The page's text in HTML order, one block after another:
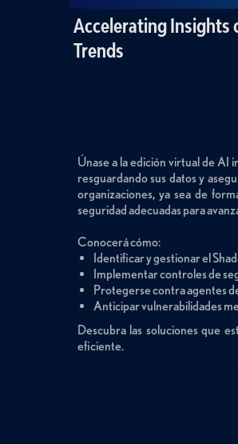
Accelerating Insights
Trends
Únase a la edición virtual de AI
resguardando sus datos y
organizaciones, ya sea de
seguridad adecuadas para
Conocerá cómo:
Identificar y gestionar el
Implementar controles de
Protegerse contra agentes
Anticipar vulnerabilidades
Descubra las soluciones que
eficiente.